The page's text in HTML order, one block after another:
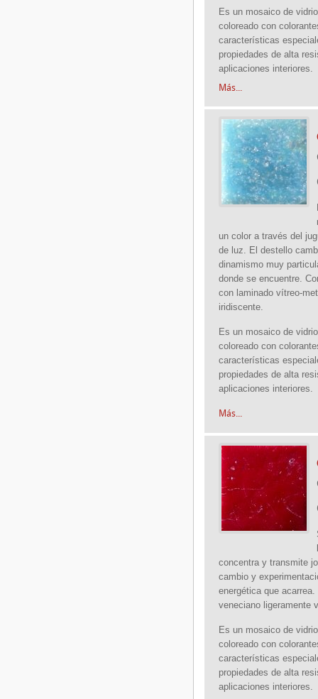
Es un mosaico de
coloreado con
características
propiedades de alta
aplicaciones interiores.
Más...
un color a través del
de luz. El destello
dinamismo muy
donde se encuentre.
con laminado vítreo-
iridiscente.
Es un mosaico de
coloreado con
características
propiedades de alta
aplicaciones interiores.
Más...
concentra y transmite
cambio y
energética que
veneciano ligeramente
Es un mosaico de
coloreado con
características
propiedades de alta
aplicaciones interiores.